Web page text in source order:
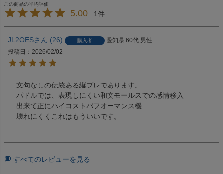
5.00 1
JL2OES 26 購入者 愛知県 60代 男性
投稿日
2026/02/02
文句なしの伝統ある縦ブレであります。
パドルでは、表現しにくい和文モールスでの感情移入
出来て正にハイコストパフオーマンス機
壊れにくくこれはもういいです。
すべてのレビューを見る